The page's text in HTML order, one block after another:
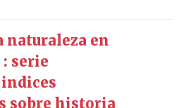
naturaleza en
serie
sobre historia